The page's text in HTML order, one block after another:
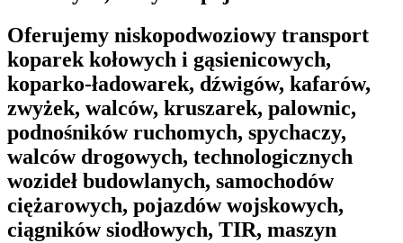
Oferujemy niskopodwoziowy transport
koparek kołowych i gąsienicowych,
koparko-ładowarek, dźwigów, kafarów,
zwyżek, walców, kruszarek, palownic,
podnośników ruchomych, spychaczy,
walców drogowych, technologicznych
wozideł budowlanych, samochodów
ciężarowych, pojazdów wojskowych,
ciągników siodłowych, TIR, maszyn